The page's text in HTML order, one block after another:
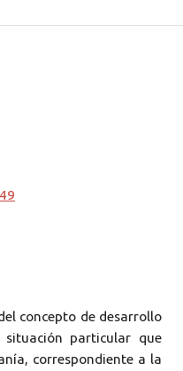
concepto de desarrollo
particular que
correspondiente a la